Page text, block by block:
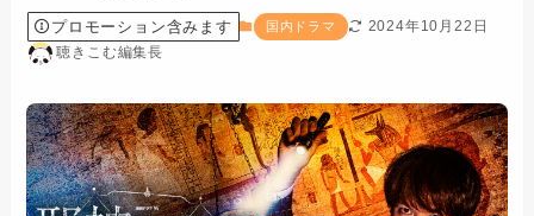
プロモーション含みます 国内ドラマ
2024年10月22日
聴きこむ編集長